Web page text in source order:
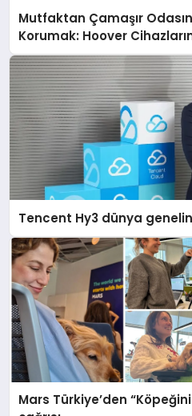
Mutfaktan Çamaşır
Korumak: Hoover
Destek Deneyimi
Tencent Hy3 dünya
Mars Türkiye’den